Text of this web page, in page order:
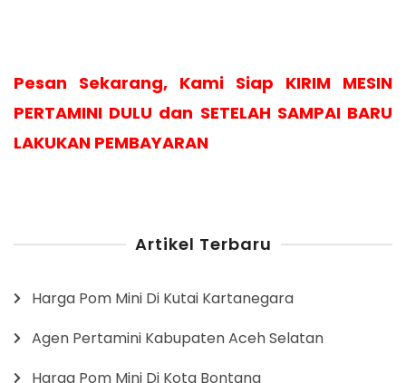
Pesan Sekarang, Kami Siap KIRIM MESIN
PERTAMINI DULU dan SETELAH SAMPAI BARU
LAKUKAN PEMBAYARAN
Artikel Terbaru
Harga Pom Mini Di Kutai Kartanegara
Agen Pertamini Kabupaten Aceh Selatan
Harga Pom Mini Di Kota Bontang